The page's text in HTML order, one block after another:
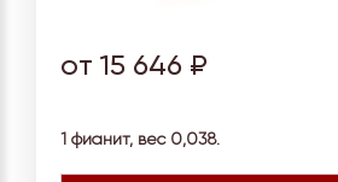
от 15 646 ₽
1 фианит, вес 0,038.